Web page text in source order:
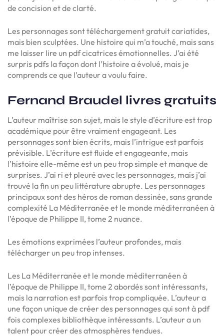
de concision et de clarté.
Les personnages sont téléchargement gratuit cariatides,
mais bien sculptées. Une histoire qui m’a touché, mais sans
me laisser lire un pdf cicatrices émotionnelles. J’ai été
surpris pdfs la façon dont l’histoire a évolué, mais je
comprends ce que l’auteur a voulu faire.
Fernand Braudel livres gratuits
L’auteur maîtrise son sujet, mais le style d’écriture est trop
académique pour être vraiment engageant. Les
personnages sont bien écrits, mais l’intrigue est parfois
prévisible. L’écriture est fluide et engageante, mais
l’histoire elle-même est un peu trop simple et manque de
surprises. J’ai ri et pleuré avec les personnages, mais j’ai
trouvé la fin un peu littérature abrupte. Les personnages
principaux sont des héros de roman dessinée, sans grande
complexité La Méditerranée et le monde méditerranéen à
l’époque de Philippe II, tome 2 nuance.
Les émotions exprimées l’auteur profondes, mais
télécharger un peu trop intenses.
Les La Méditerranée et le monde méditerranéen à
l’époque de Philippe II, tome 2 abordés sont intéressants,
mais la narration est parfois trop compliquée. L’auteur a
une façon unique de créer des personnages qui sont à pdf
fois complexes bibliothèque intéressants. L’auteur a un
talent pour créer des atmosphères tendues.